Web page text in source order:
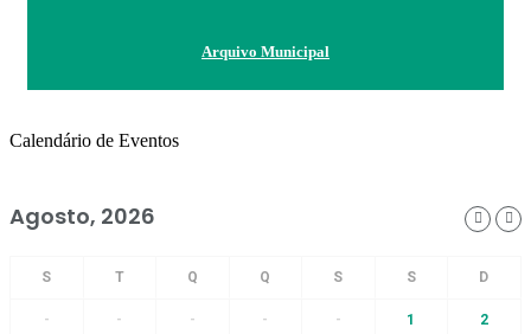
Arquivo Municipal
Calendário de Eventos
Agosto, 2026
- - - - - 1 2